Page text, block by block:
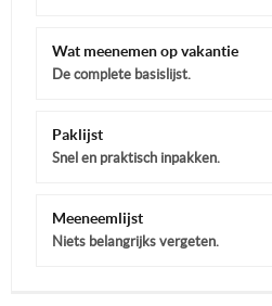
Wat meenemen op vakantie
De complete basislijst.
Paklijst
Snel en praktisch inpakken.
Meeneemlijst
Niets belangrijks vergeten.